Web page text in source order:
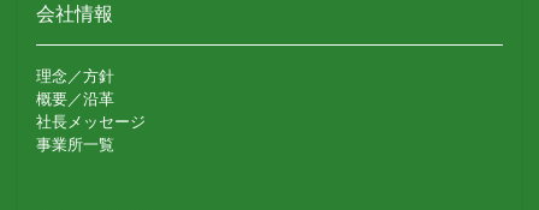
会社情報
理念／方針
概要／沿革
社長メッセージ
事業所一覧